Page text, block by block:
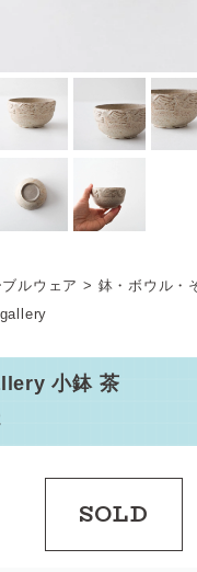
ルウェア > 鉢・ボウル・
小鉢 茶
SOLD